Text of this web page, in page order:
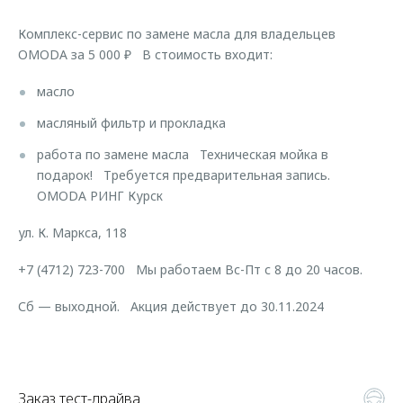
Кредитный калькулятор
Запчасти
Трейд-ин
Калькулятор трейд-ин
O&J Автоклуб
Аксессуары
Одежда и сувениры
Оригинальные аксессуары
Запчасти
Комплекс-сервис по замене масла для владельцев
OMODA за 5 000 ₽ В стоимость входит:
масло
масляный фильтр и прокладка
работа по замене масла Техническая мойка в
подарок! Требуется предварительная запись.
OMODA РИНГ Курск
ул. К. Маркса, 118
+7 (4712) 723-700 Мы работаем Вс-Пт с 8 до 20 часов.
Сб — выходной. Акция действует до 30.11.2024
Заказ тест-драйва